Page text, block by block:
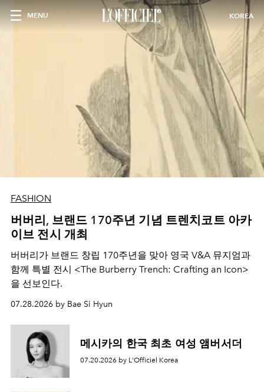
MENU KOREA
FASHION
버버리, 브랜드 170주년 기념 트렌치코트 아카
이브 전시 개최
버버리가 브랜드 창립 170주년을 맞아 영국 V&A 뮤지엄과
함께 특별 전시 <The Burberry Trench: Crafting an Icon>
을 선보인다.
07.28.2026 by Bae Si Hyun
메시카의 한국 최초 여성 앰버서더
07.20.2026 by L'Officiel Korea